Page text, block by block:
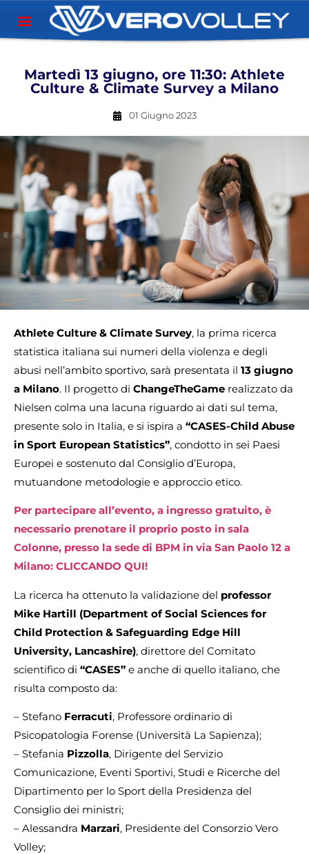
Martedì 13 giugno, ore 11:30: Athlete
Culture & Climate Survey a Milano
01 Giugno 2023
Athlete Culture & Climate Survey, la prima ricerca
statistica italiana sui numeri della violenza e degli
abusi nell’ambito sportivo, sarà presentata il 13 giugno
a Milano. Il progetto di ChangeTheGame realizzato da
Nielsen colma una lacuna riguardo ai dati sul tema,
presente solo in Italia, e si ispira a “CASES-Child Abuse
in Sport European Statistics”, condotto in sei Paesi
Europei e sostenuto dal Consiglio d’Europa,
mutuandone metodologie e approccio etico.
Per partecipare all’evento, a ingresso gratuito, è
necessario prenotare il proprio posto in sala
Colonne, presso la sede di BPM in via San Paolo 12 a
Milano: CLICCANDO QUI!
La ricerca ha ottenuto la validazione del professor
Mike Hartill (Department of Social Sciences for
Child Protection & Safeguarding Edge Hill
University, Lancashire), direttore del Comitato
scientifico di “CASES” e anche di quello italiano, che
risulta composto da:
– Stefano Ferracuti, Professore ordinario di
Psicopatologia Forense (Università La Sapienza);
– Stefania Pizzolla, Dirigente del Servizio
Comunicazione, Eventi Sportivi, Studi e Ricerche del
Dipartimento per lo Sport della Presidenza del
Consiglio dei ministri;
– Alessandra Marzari, Presidente del Consorzio Vero
Volley;